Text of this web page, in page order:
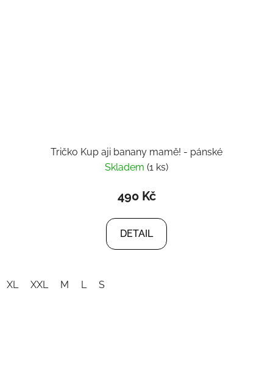
Tričko Kup aji banany mamě! - pánské
Skladem (1 ks)
490 Kč
DETAIL
XL XXL M L S